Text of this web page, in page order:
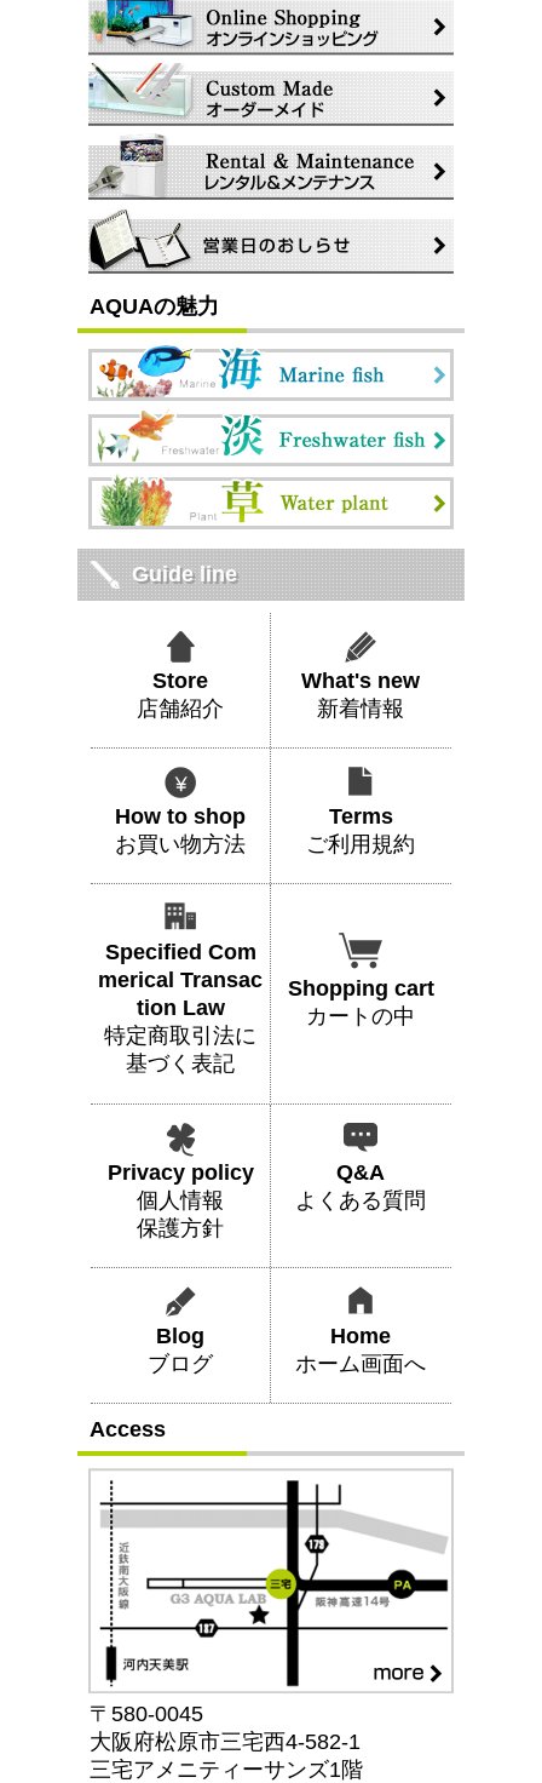
AQUAの魅力
Guide line
Store
店舗紹介
What's new
新着情報
How to shop
お買い物方法
Terms
ご利用規約
Specified Com
merical Transac
tion Law
特定商取引法に
基づく表記
Shopping cart
カートの中
Privacy policy
個人情報
保護方針
Q&A
よくある質問
Blog
ブログ
Home
ホーム画面へ
Access
〒580-0045
大阪府松原市三宅西4-582-1
三宅アメニティーサンズ1階